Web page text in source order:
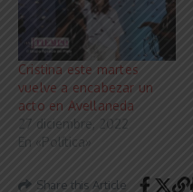
Cristina este martes
vuelve a encabezar un
acto en Avellaneda
27 diciembre, 2022
En «Política»
Share this Article